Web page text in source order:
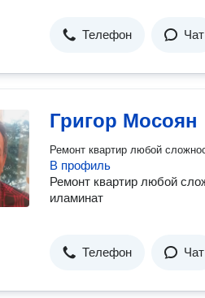
Телефон Чат
Григор Мосоян
Ремонт квартир любой
В профиль
Ремонт квартир любой
иламинат
Телефон Чат